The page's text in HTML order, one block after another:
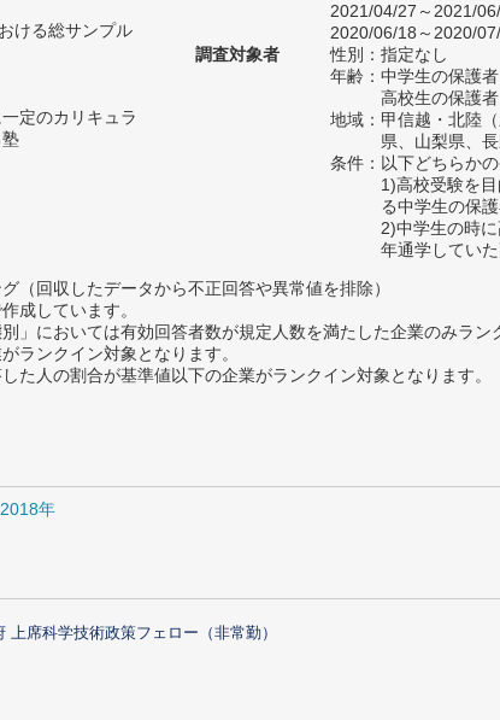
ける総サンプル
定のカリキュラ
2021/04/27～2021/
2020/06/18～2020/
調査対象者
性別：指定なし
年齢：中学生の保護
高校生の保護
地域：甲信越・北陸
県、山梨県、長
条件：以下どちらか
1)高校受験を
る中学生の保
2)中学生の時
年通学してい
回収したデータから不正回答や異常値を排除）
成しています。
」においては有効回答者数が規定人数を満たした企業のみラン
ランクイン対象となります。
人の割合が基準値以下の企業がランクイン対象となります。
2018年
席科学技術政策フェロー（非常勤）